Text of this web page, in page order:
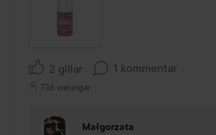
2 gillar 1 kommentar
736 visningar
Małgorzata